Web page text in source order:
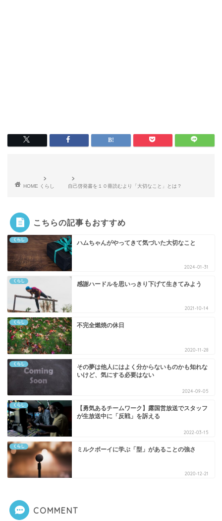
HOME くらし 自己啓発書を１０冊読むより「大切なこと」とは？
こちらの記事もおすすめ
くらし ハムちゃんがやってきて気づいた大切なこと
2024-01-31
くらし 感謝ハードルを思いっきり下げて生きてみよう
2021-10-14
くらし 不完全燃焼の休日
2020-11-28
くらし
その夢は他人にはよく分からないものかも知れな
いけど、気にする必要はない
2024-09-05
くらし
【勇気あるチームワーク】露国営放送でスタッフ
が生放送中に「反戦」を訴える
2022-03-15
くらし ミルクボーイに学ぶ「型」があることの強さ
2020-12-21
COMMENT